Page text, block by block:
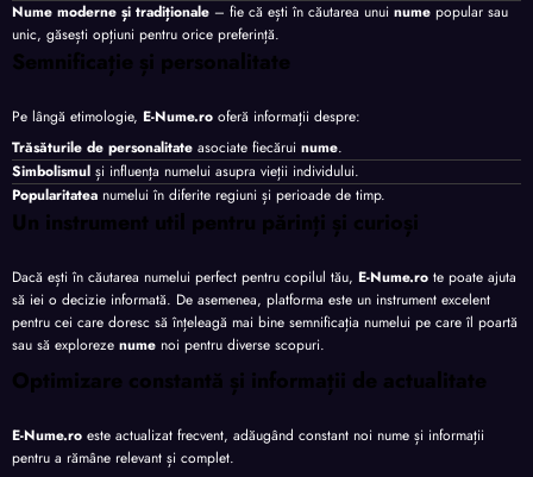
Nume moderne și tradiționale – fie că ești în căutarea unui nume popular sau
unic, găsești opțiuni pentru orice preferință.
Semnificație și personalitate
Pe lângă etimologie, E-Nume.ro oferă informații despre:
Trăsăturile de personalitate asociate fiecărui nume.
Simbolismul și influența numelui asupra vieții individului.
Popularitatea numelui în diferite regiuni și perioade de timp.
Un instrument util pentru părinți și curioși
Dacă ești în căutarea numelui perfect pentru copilul tău, E-Nume.ro te poate ajuta
să iei o decizie informată. De asemenea, platforma este un instrument excelent
pentru cei care doresc să înțeleagă mai bine semnificația numelui pe care îl poartă
sau să exploreze nume noi pentru diverse scopuri.
Optimizare constantă și informații de actualitate
E-Nume.ro este actualizat frecvent, adăugând constant noi nume și informații
pentru a rămâne relevant și complet.